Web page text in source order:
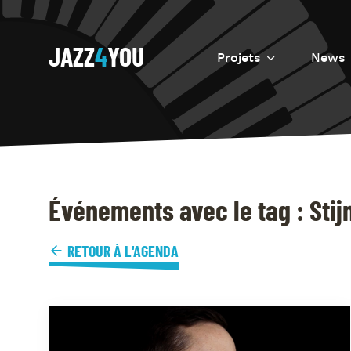
JAZZ4YOU Projets
Introduction
Resurrection
News
Événements avec le tag :
RETOUR À L'AGENDA